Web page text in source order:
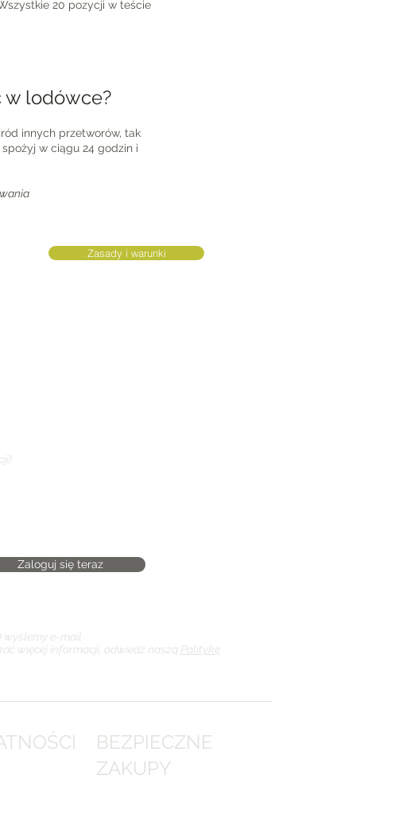
20 pozycji w teście
w lodówce?
innych przetworów, tak
w ciągu 24 godzin i
Zasady i warunki
Zaloguj się teraz
wyślemy e-mail.
więcej informacji, odwiedź naszą Politykę
BEZPIECZNE
ZAKUPY